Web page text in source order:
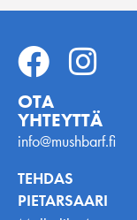
OTA
YHTEYTTÄ
info@mushbarf.fi
TEHDAS
PIETARSAARI